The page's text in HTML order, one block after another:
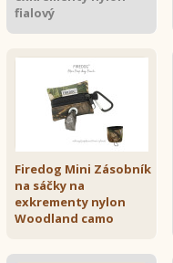
fialový
Firedog Mini Zásobník
na sáčky na
exkrementy nylon
Woodland camo